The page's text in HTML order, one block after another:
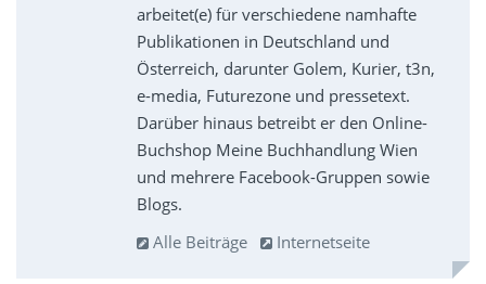
arbeitet(e) für verschiedene namhafte
Publikationen in Deutschland und
Österreich, darunter Golem, Kurier, t3n,
e-media, Futurezone und pressetext.
Darüber hinaus betreibt er den Online-
Buchshop Meine Buchhandlung Wien
und mehrere Facebook-Gruppen sowie
Blogs.
Alle Beiträge
Internetseite